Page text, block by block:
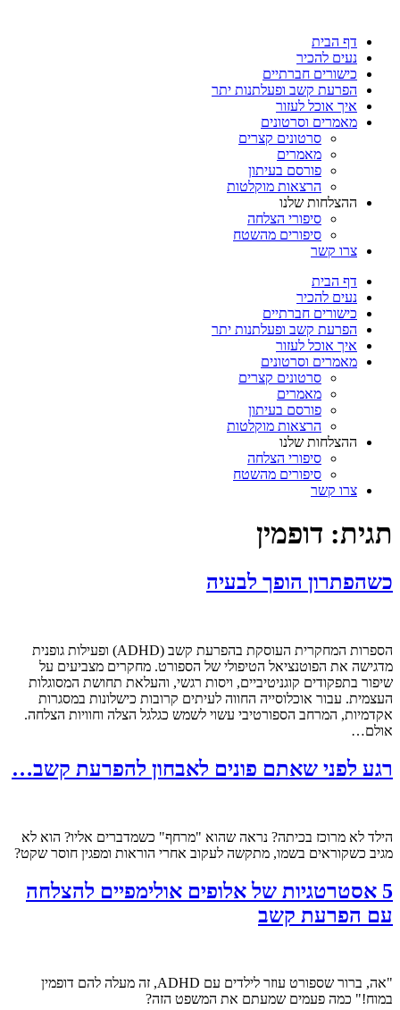
דף הבית
נעים להכיר
כישורים חברתיים
הפרעת קשב ופעלתנות יתר
איך אוכל לעזור
מאמרים וסרטונים
סרטונים קצרים
מאמרים
פורסם בעיתון
הרצאות מוקלטות
ההצלחות שלנו
סיפורי הצלחה
סיפורים מהשטח
צרו קשר
דף הבית
נעים להכיר
כישורים חברתיים
הפרעת קשב ופעלתנות יתר
איך אוכל לעזור
מאמרים וסרטונים
סרטונים קצרים
מאמרים
פורסם בעיתון
הרצאות מוקלטות
ההצלחות שלנו
סיפורי הצלחה
סיפורים מהשטח
צרו קשר
תגית: דופמין
כשהפתרון הופך לבעיה
הספרות המחקרית העוסקת בהפרעת קשב (ADHD) ופעילות גופנית
מדגישה את הפוטנציאל הטיפולי של הספורט. מחקרים מצביעים על
שיפור בתפקודים קוגניטיביים, ויסות רגשי, והעלאת תחושת המסוגלות
העצמית. עבור אוכלוסייה החווה לעיתים קרובות כישלונות במסגרות
אקדמיות, המרחב הספורטיבי עשוי לשמש כגלגל הצלה וחוויות הצלחה.
אולם…
רגע לפני שאתם פונים לאבחון להפרעת קשב…
הילד לא מרוכז בכיתה? נראה שהוא "מרחף" כשמדברים אליו? הוא לא
מגיב כשקוראים בשמו, מתקשה לעקוב אחרי הוראות ומפגין חוסר שקט?
5 אסטרטגיות של אלופים אולימפיים להצלחה
עם הפרעת קשב
"אה, ברור שספורט עוזר לילדים עם ADHD, זה מעלה להם דופמין
במוח!" כמה פעמים שמעתם את המשפט הזה?